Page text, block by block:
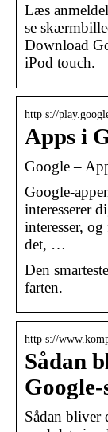
Læs
se
Download
iPod touch.
http s://
Apps i
Google –
Google-
interesserer
interesser,
det, …
Den
farten.
http s://
Sådan
Sådan bliver